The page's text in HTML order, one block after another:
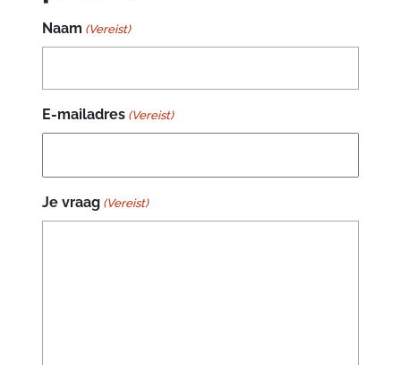
Naam (Vereist)
E-mailadres (Vereist)
Je vraag (Vereist)